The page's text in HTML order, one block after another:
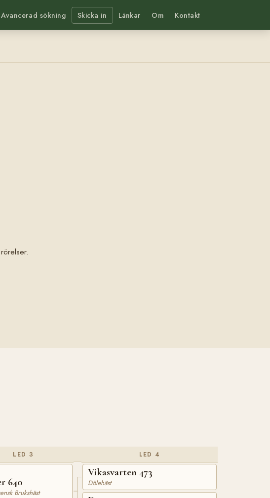
Avancerad sökning Skicka in Länkar Om Kontakt
LED 3
640
Brukshäst
LED 4
Vikasvarten 473
Dölehäst